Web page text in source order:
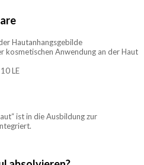
Hautanhangsgebilde
kosmetischen Anwendung an der Haut
LE
ist in die Ausbildung zur